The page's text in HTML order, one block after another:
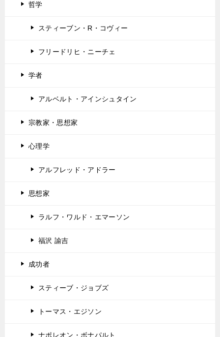
哲学
スティーブン・R・コヴィー
フリードリヒ・ニーチェ
学者
アルベルト・アインシュタイン
宗教家・思想家
心理学
アルフレッド・アドラー
思想家
ラルフ・ワルド・エマーソン
福沢 諭吉
成功者
スティーブ・ジョブズ
トーマス・エジソン
ナポレオン・ボナパルト